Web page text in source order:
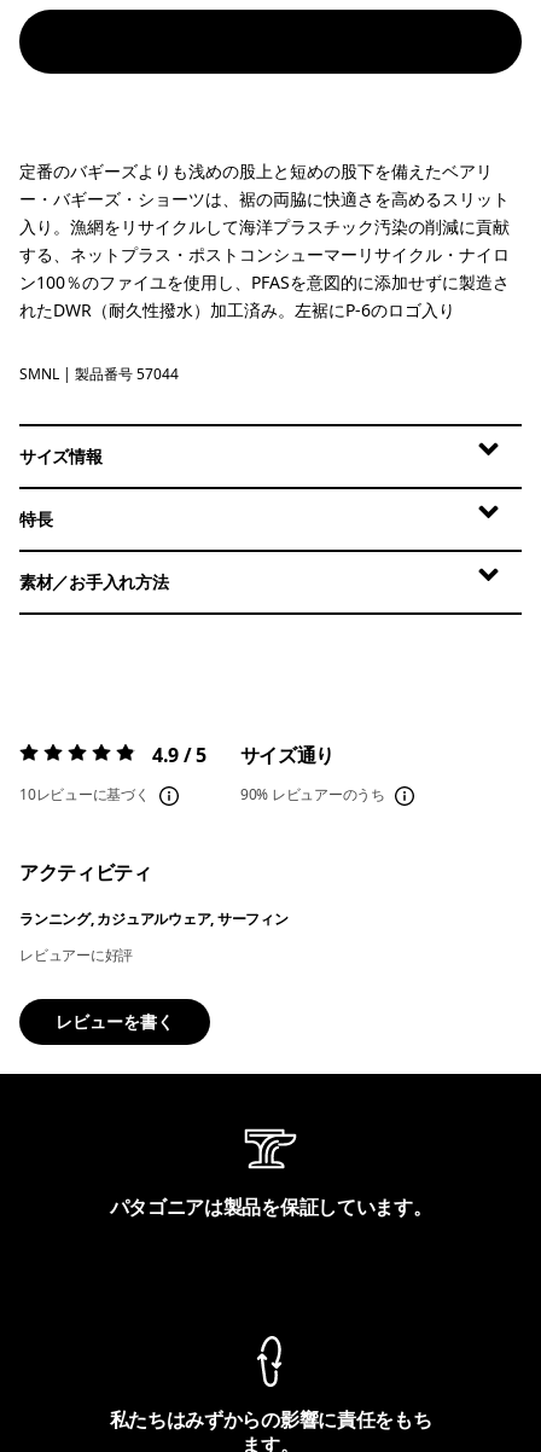
定番のバギーズよりも浅めの股上と短めの股下を備えたベアリ
ー・バギーズ・ショーツは、裾の両脇に快適さを高めるスリット
入り。漁網をリサイクルして海洋プラスチック汚染の削減に貢献
する、ネットプラス・ポストコンシューマーリサイクル・ナイロ
ン100％のファイユを使用し、PFASを意図的に添加せずに製造さ
れたDWR（耐久性撥水）加工済み。左裾にP-6のロゴ入り
Small Sunshine: Natural
SMNL | 製品番号 57044
サイズ情報
特長
素材／お手入れ方法
評価:4.9 / 5 4.9 / 5
10レビューに基づく
サイズ通り
90% レビュアーのうち
アクティビティ
ランニング, カジュアルウェア, サーフィン
レビュアーに好評
レビューを書く
パタゴニアは製品を保証しています。
私たちはみずからの影響に責任をもち
ます。